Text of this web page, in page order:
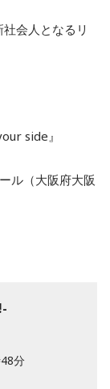
会人となるリ
side』
ル（大阪府大阪
分